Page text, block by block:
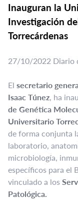
Inauguran la
Investigación
Torrecárdenas
27/10/2022 Diario
El secretario
Isaac Túnez, ha
de Genética
Universitario
de forma conjunta
laboratorio,
microbiología,
específicos para el
vinculado a los
Patológica.